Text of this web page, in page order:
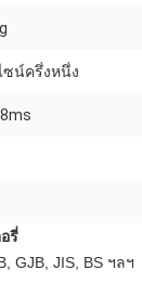
ซน์ครึ่งหนึ่ง
รี่
GJB, JIS, BS ฯลฯ